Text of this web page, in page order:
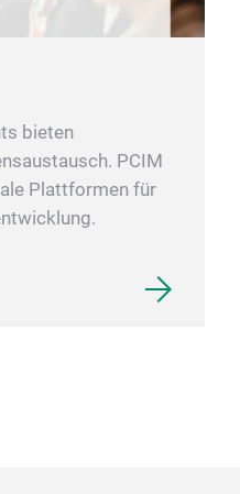
bieten
PCIM
Plattformen für